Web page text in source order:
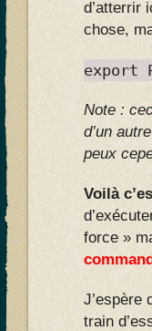
d’atterrir
chose,
export
Note :
d’un
peux
Voilà
force »
J’espère
train